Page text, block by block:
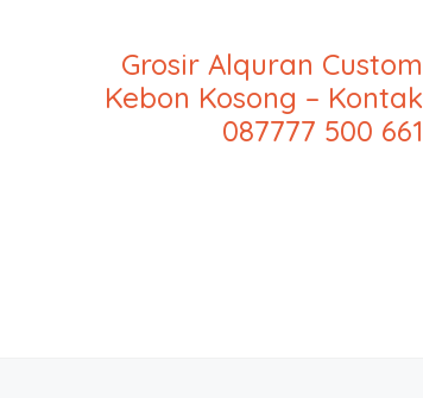
Grosir Alquran Custom
Kebon Kosong – Kontak
087777 500 661